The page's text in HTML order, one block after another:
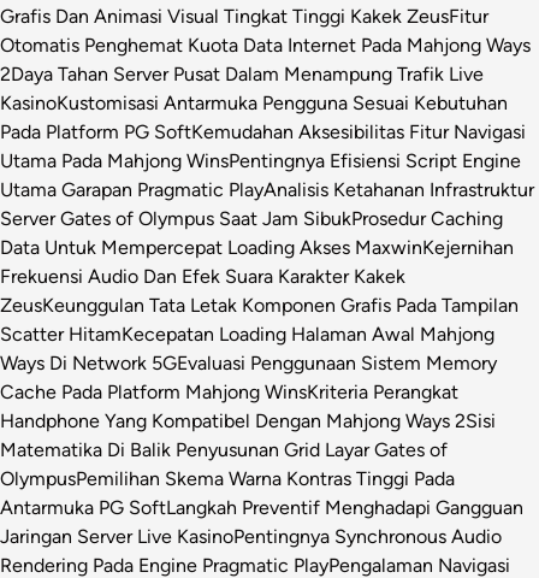
Grafis Dan Animasi Visual Tingkat Tinggi Kakek ZeusFitur
Otomatis Penghemat Kuota Data Internet Pada Mahjong Ways
2Daya Tahan Server Pusat Dalam Menampung Trafik Live
KasinoKustomisasi Antarmuka Pengguna Sesuai Kebutuhan
Pada Platform PG SoftKemudahan Aksesibilitas Fitur Navigasi
Utama Pada Mahjong WinsPentingnya Efisiensi Script Engine
Utama Garapan Pragmatic PlayAnalisis Ketahanan Infrastruktur
Server Gates of Olympus Saat Jam SibukProsedur Caching
Data Untuk Mempercepat Loading Akses MaxwinKejernihan
Frekuensi Audio Dan Efek Suara Karakter Kakek
ZeusKeunggulan Tata Letak Komponen Grafis Pada Tampilan
Scatter HitamKecepatan Loading Halaman Awal Mahjong
Ways Di Network 5GEvaluasi Penggunaan Sistem Memory
Cache Pada Platform Mahjong WinsKriteria Perangkat
Handphone Yang Kompatibel Dengan Mahjong Ways 2Sisi
Matematika Di Balik Penyusunan Grid Layar Gates of
OlympusPemilihan Skema Warna Kontras Tinggi Pada
Antarmuka PG SoftLangkah Preventif Menghadapi Gangguan
Jaringan Server Live KasinoPentingnya Synchronous Audio
Rendering Pada Engine Pragmatic PlayPengalaman Navigasi